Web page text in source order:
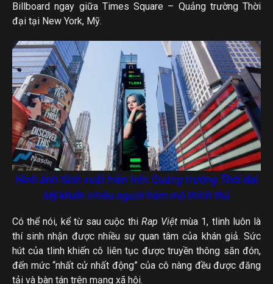
Billboard ngay giữa Times Square – Quảng trường Thời
đại tại New York, Mỹ.
Hình ảnh tlinh xuất hiện trên Quảng trường Thời đại
Mỹ khiến nhiều người hâm mộ thích thú
Có thể nói, kể từ sau cuộc thi Rap Việtmùa 1, tlinh luôn là
thí sinh nhận được nhiều sự quan tâm của khán giả. Sức
hút của tlinh khiến cô liên tục được truyền thông săn đón,
đến mức “nhất cử nhất động” của cô nàng đều được đăng
tải và bàn tán trên mạng xã hội.